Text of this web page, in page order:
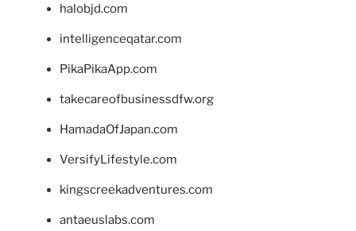
halobjd.com
intelligenceqatar.com
PikaPikaApp.com
takecareofbusinessdfw.org
HamadaOfJapan.com
VersifyLifestyle.com
kingscreekadventures.com
antaeuslabs.com